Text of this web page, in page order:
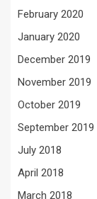
February 2020
January 2020
December 2019
November 2019
October 2019
September 2019
July 2018
April 2018
March 2018